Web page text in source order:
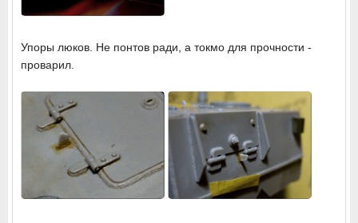
Упоры люков. Не понтов ради, а токмо для прочности -
проварил.